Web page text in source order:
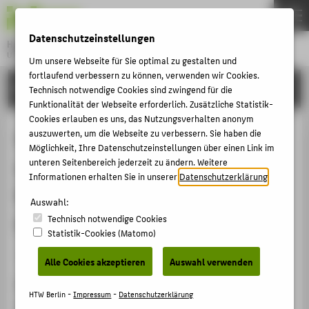
Hochschule für Technik und Wirtschaft Berlin
University of Applied Sciences
Menu
FORSCHUNG
Spanende Nachbearbeitung von
schwer zerspanbaren, additiv
hergestellten Bauteilen mit
innovativen Werkzeugkonzepten
Veranstaltungsbeitrag › Posterpräsentation › 2024
THEMEN
HOCHSCHULE
CAMPUS
STUDIUM
LEHRE
KARRIERE
INTERNATIONAL
INFORMATIONEN FÜR
Datenschutzeinstellungen
Um unsere Webseite für Sie optimal zu gestalten und
fortlaufend verbessern zu können, verwenden wir Cookies.
Technisch notwendige Cookies sind zwingend für die
Funktionalität der Webseite erforderlich. Zusätzliche Statistik-
Cookies erlauben es uns, das Nutzungsverhalten anonym
auszuwerten, um die Webseite zu verbessern. Sie haben die
Möglichkeit, Ihre Datenschutzeinstellungen über einen Link im
unteren Seitenbereich jederzeit zu ändern. Weitere
Informationen erhalten Sie in unsererDatenschutzerklärung
Auswahl:
Technisch notwendige Cookies
Statistik-Cookies (Matomo)
Alle Cookies akzeptieren Auswahl verwenden
HTW Berlin -Impressum- Datenschutzerklärung